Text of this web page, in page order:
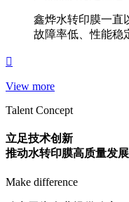
鑫烨水转印膜一直
故障率低、性能稳
View more
Talent Concept
立足技术创新
推动水转印膜高质量发展
Make difference